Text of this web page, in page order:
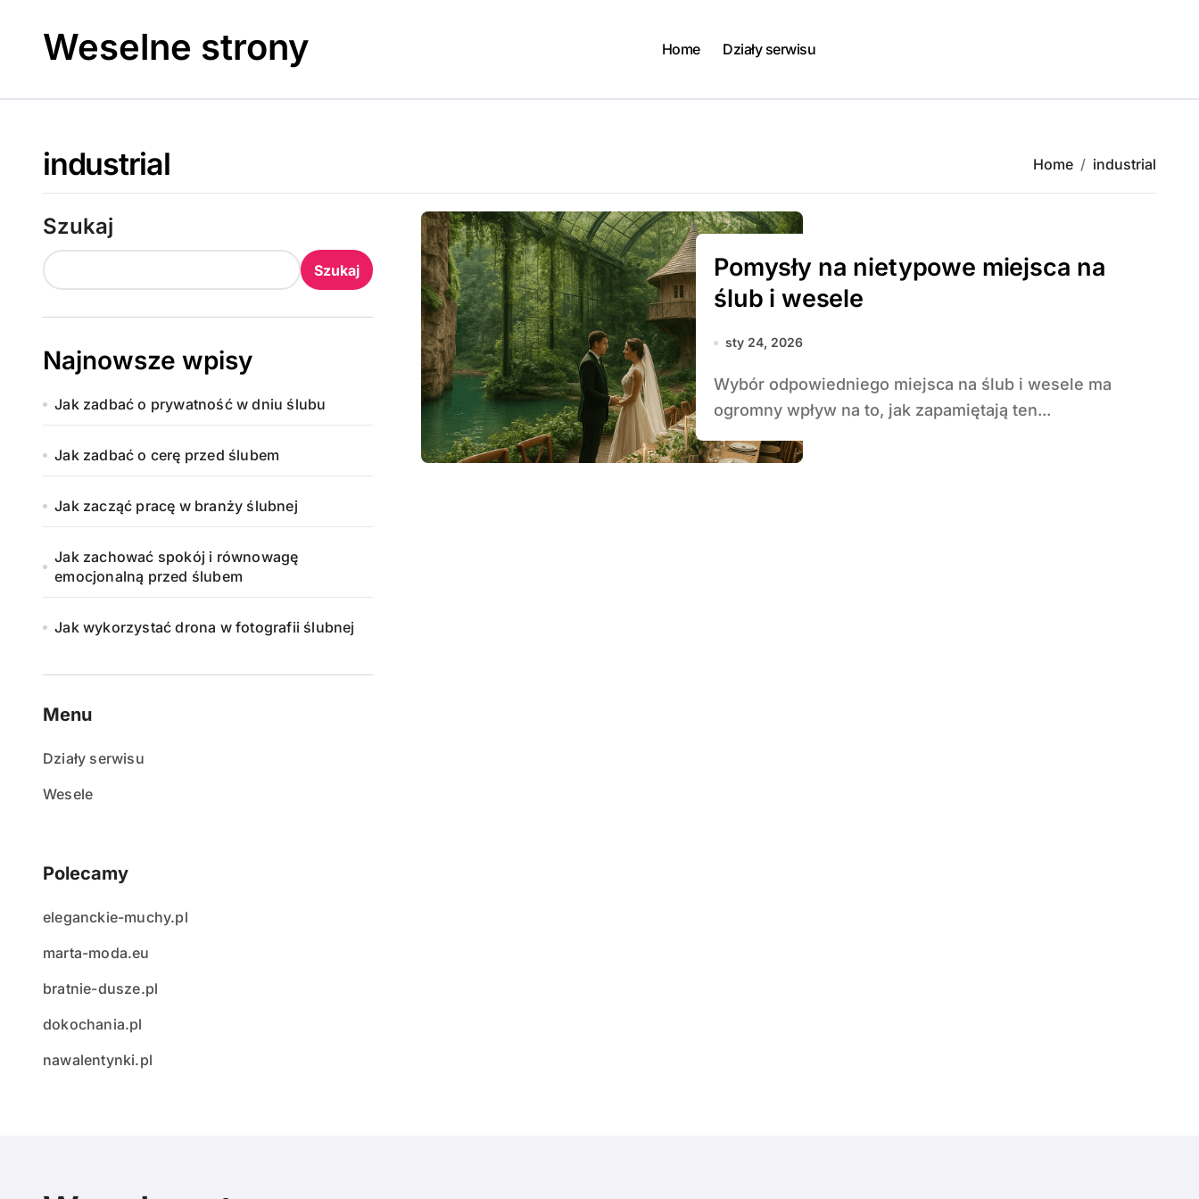
contentWeselne strony Home Działy serwisu
industrial Home industrial
Szukaj
Szukaj
Najnowsze wpisy
Jak zadbać o prywatność w dniu ślubu
Jak zadbać o cerę przed ślubem
Jak zacząć pracę w branży ślubnej
Jak zachować spokój i równowagę
emocjonalną przed ślubem
Jak wykorzystać drona w fotografii ślubnej
Menu
Działy serwisu
Wesele
Polecamy
eleganckie-muchy.pl
marta-moda.eu
bratnie-dusze.pl
dokochania.pl
nawalentynki.pl
Pomysły na nietypowe miejsca na
ślub i wesele
sty 24, 2026
Wybór odpowiedniego miejsca na ślub i wesele ma
ogromny wpływ na to, jak zapamiętają ten...